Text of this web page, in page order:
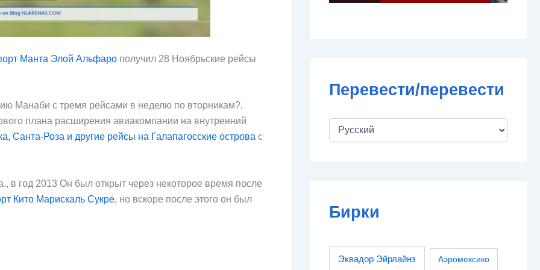
Манта Элой Альфаро получил 28 Ноябрьские рейсы
Манаби с тремя рейсами в неделю по вторникам?,
плана расширения авиакомпании на внутренний
Санта-Роза и другие рейсы на Галапагосские острова с
в год 2013 Он был открыт через некоторое время после
Кито Марискаль Сукре, но вскоре после этого он был
Перевести/перевести
Бирки
Эквадор Эйрлайнз Аэромексико